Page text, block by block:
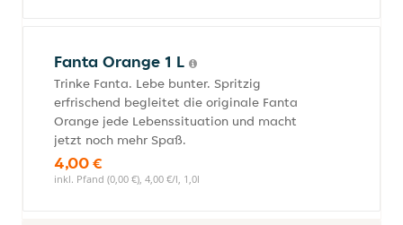
Fanta Orange 1 L
Trinke Fanta. Lebe bunter. Spritzig
erfrischend begleitet die originale Fanta
Orange jede Lebenssituation und macht
jetzt noch mehr Spaß.
4,00 €
inkl. Pfand (0,00 €), 4,00 €/l, 1,0l